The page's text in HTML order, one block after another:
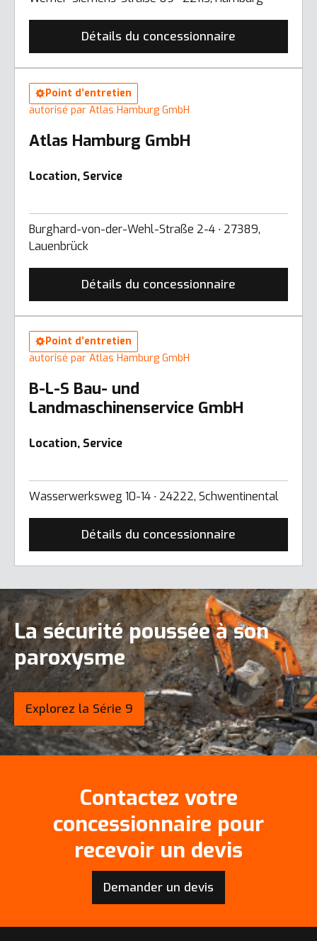
Détails du concessionnaire
Point d’entretien
autorisé par Atlas Hamburg GmbH
Atlas Hamburg GmbH
Location, Service
Burghard-von-der-Wehl-Straße 2-4 ∙ 27389,
Lauenbrück
Détails du concessionnaire
Point d’entretien
autorisé par Atlas Hamburg GmbH
B-L-S Bau- und
Landmaschinenservice GmbH
Location, Service
Wasserwerksweg 10-14 ∙ 24222, Schwentinental
Détails du concessionnaire
La sécurité poussée à son
paroxysme
Explorez la Série 9
Contactez votre
concessionnaire pour
recevoir un devis
Demander un devis